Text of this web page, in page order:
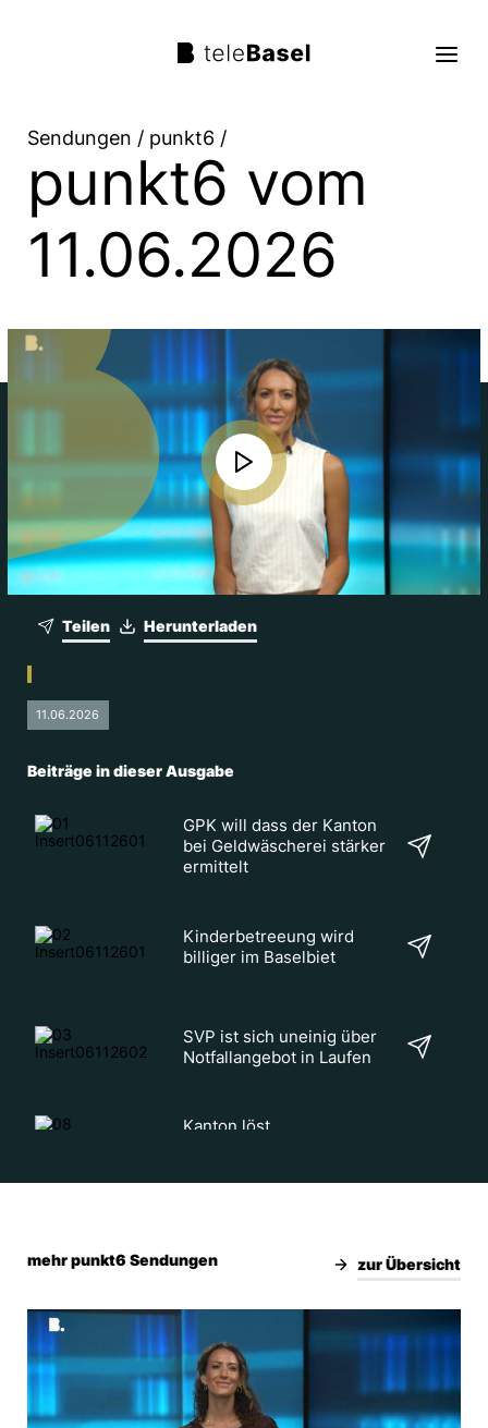
Sendungen
TV Programm
Suche
Sendungen / punkt6 /
punkt6 vom
11.06.2026
Herunterladen
Teilen
11.06.2026
Beiträge in dieser Ausgabe
GPK will dass der Kanton
bei Geldwäscherei stärker
ermittelt
Kinderbetreeung wird
billiger im Baselbiet
SVP ist sich uneinig über
Notfallangebot in Laufen
Kanton löst
des FCBs stellen sich vor
Finn van Breemen verlässt
FC Basel
mehr punkt6 Sendungen zur Übersicht